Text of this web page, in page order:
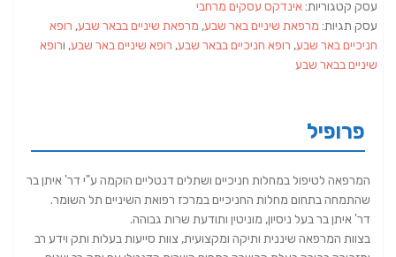
עסק קטגוריות:אינדקס עסקים מרחבי
עסק תגיות: מרפאת שיניים באר שבע, מרפאת שיניים בבאר שבע, רופא
חניכיים באר שבע, רופא חניכיים בבאר שבע, רופא שיניים באר שבע, ורופא
שיניים בבאר שבע
פרופיל
המרפאה לטיפול במחלות חניכיים ושתלים דנטליים הוקמה ע"י דר' איתן בר
שהתמחה בתחום מחלות החניכיים במרכז רפואת השיניים תל השומר.
דר' איתן בר בעל ניסיון, מוניטין ותודעת שרות גבוהה.
בצוות המרפאה שיננית ותיקה ומקצועית, צוות סייעות בעלות ותק וידע רב